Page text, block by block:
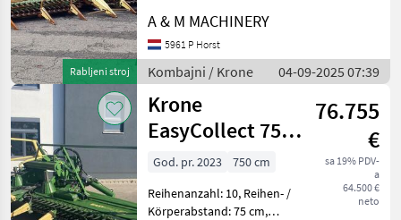
Rabljeni stroj
Záruka: No Warranty ==
Weitere Informationen (DE)
==
A & M MACHINERY
5961 P Horst
Kombajni / Krone 04-09-2025 07:39
Krone
EasyCollect 750-
2
76.755
€
sa 19% PDV-
a
64.500 €
neto
God. pr. 2023
750 cm
Reihenanzahl: 10, Reihen- /
Körperabstand: 75 cm,